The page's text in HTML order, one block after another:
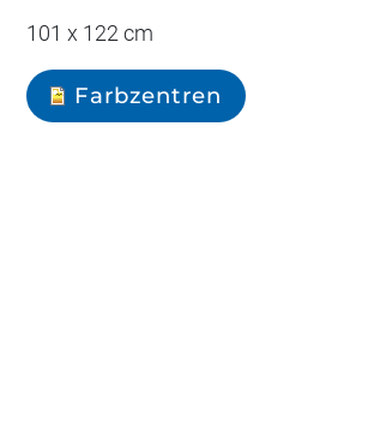
101 x 122 cm
Farbzentren